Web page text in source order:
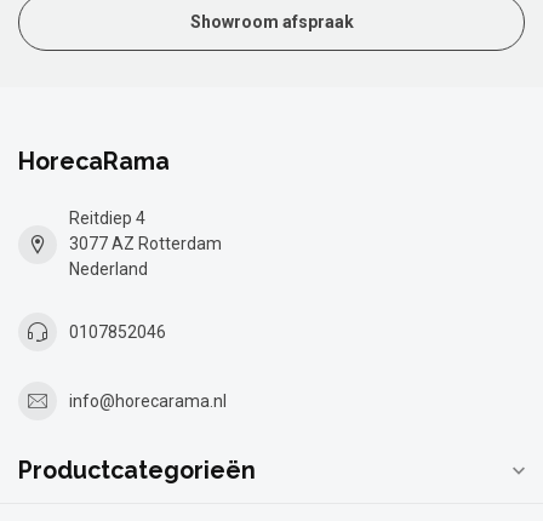
Showroom afspraak
HorecaRama
Reitdiep 4
3077 AZ Rotterdam
Nederland
0107852046
info@horecarama.nl
Productcategorieën